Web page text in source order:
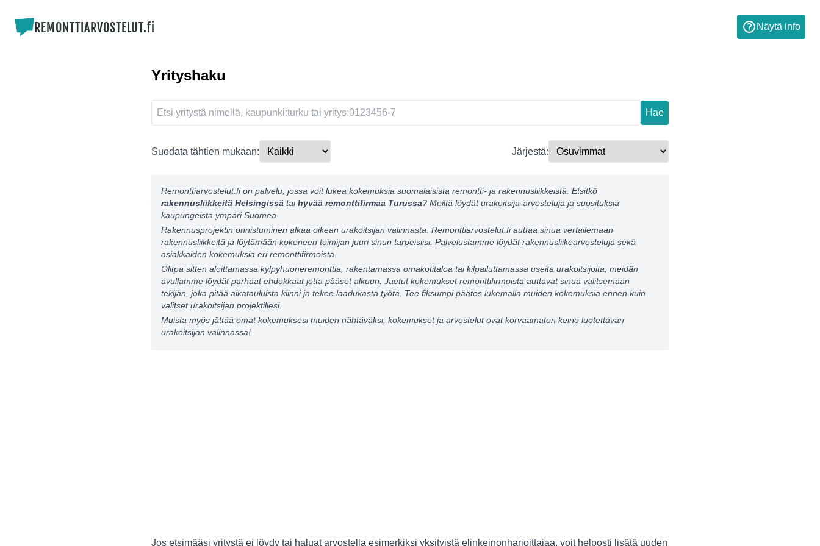
REMONTTIARVOSTELUT.fi Näytä info
Yrityshaku
Hae
Suodata tähtien mukaan: Järjestä:
Remonttiarvostelut.fi on palvelu, jossa voit lukea kokemuksia suomalaisista remontti- ja rakennusliikkeistä. Etsitkö
rakennusliikkeitä Helsingissä taihyvää remonttifirmaa Turussa? Meiltä löydät urakoitsija-arvosteluja ja suosituksia
kaupungeista ympäri Suomea.
Rakennusprojektin onnistuminen alkaa oikean urakoitsijan valinnasta. Remonttiarvostelut.fi auttaa sinua vertailemaan
rakennusliikkeitä ja löytämään kokeneen toimijan juuri sinun tarpeisiisi. Palvelustamme löydät rakennusliikearvosteluja sekä
asiakkaiden kokemuksia eri remonttifirmoista.
Olitpa sitten aloittamassa kylpyhuoneremonttia, rakentamassa omakotitaloa tai kilpailuttamassa useita urakoitsijoita, meidän
avullamme löydät parhaat ehdokkaat jotta pääset alkuun. Jaetut kokemukset remonttifirmoista auttavat sinua valitsemaan
tekijän, joka pitää aikatauluista kiinni ja tekee laadukasta työtä. Tee fiksumpi päätös lukemalla muiden kokemuksia ennen kuin
valitset urakoitsijan projektillesi.
Muista myös jättää omat kokemuksesi muiden nähtäväksi, kokemukset ja arvostelut ovat korvaamaton keino luotettavan
urakoitsijan valinnassa!
Jos etsimääsi yritystä ei löydy tai haluat arvostella esimerkiksi yksityistä elinkeinonharjoittajaa, voit helposti lisätä uuden